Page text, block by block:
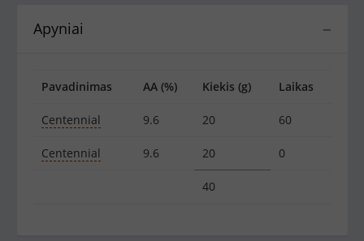
−
Apyniai
Pavadinimas AA (%) Kiekis (g) Laikas
Centennial 9.6 20 60
Centennial 9.6 20 0
40